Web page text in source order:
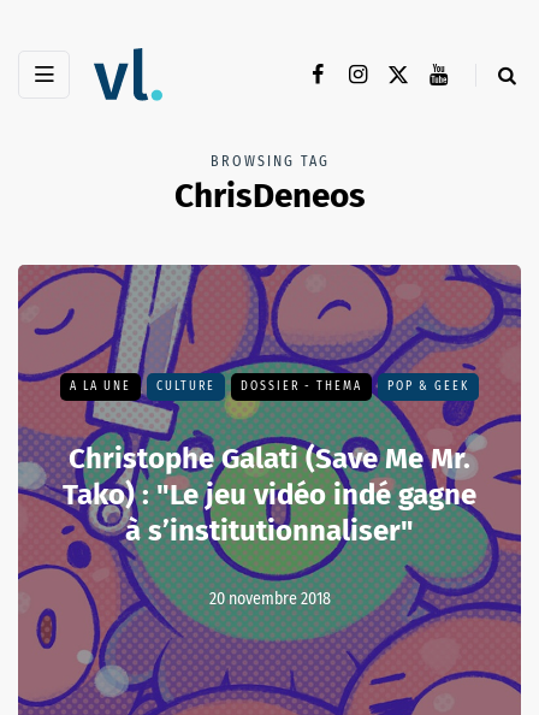
BROWSING TAG
ChrisDeneos
A LA UNE CULTURE DOSSIER - THEMA POP & GEEK
Christophe Galati (Save Me Mr.
Tako) : "Le jeu vidéo indé gagne
à s’institutionnaliser"
20 novembre 2018